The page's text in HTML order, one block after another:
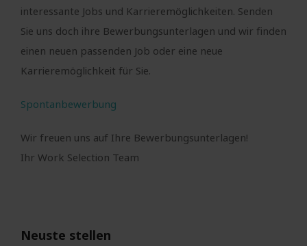
interessante Jobs und Karrieremöglichkeiten. Senden
Sie uns doch ihre Bewerbungsunterlagen und wir finden
einen neuen passenden Job oder eine neue
Karrieremöglichkeit für Sie.
Spontanbewerbung
Wir freuen uns auf Ihre Bewerbungsunterlagen!
Ihr Work Selection Team
Neuste stellen